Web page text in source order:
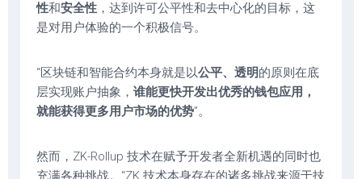
性和安全性 ，达到许可公平性和去中心化的目标，这
是对用户体验的一个积极信号。
“区块链和智能合约本身就是以公平、透明的原则在底
层实现账户抽象， 谁能更快开发出优秀的钱包应用，
就能获得更多用户市场的优势”。
然而，ZK-Rollup 技术在赋予开发者全新机遇的同时也
充满各种挑战。“ZK 技术本身存在的诸多挑战来源于技